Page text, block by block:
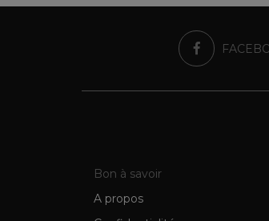
Bon à savoir
A propos